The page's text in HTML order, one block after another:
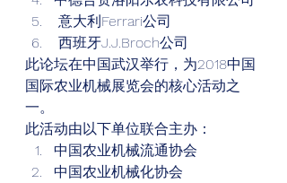
意大利Ferrari公司
西班牙J.J.Broch公司
此论坛在中国武汉举行，为2018中国
国际农业机械展览会的核心活动之
一。
此活动由以下单位联合主办：
中国农业机械流通协会
中国农业机械化协会